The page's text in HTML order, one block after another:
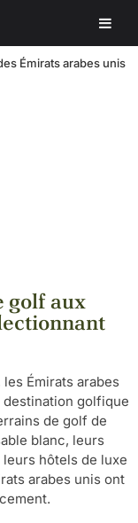
Émirats arabes unis
golf aux
Émirats arabes
destination golfique
de golf de
blanc, leurs
hôtels de luxe
arabes unis ont